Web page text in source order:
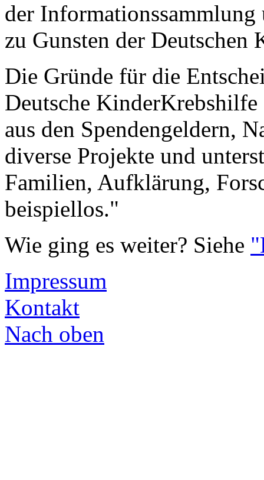
der
zu Gunsten der
Die Gründe für die
Deutsche
aus den Spendengeldern,
diverse Projekte und
Familien, Aufklärung,
beispiellos."
Wie ging es weiter? Siehe
Impressum
Kontakt
Nach oben